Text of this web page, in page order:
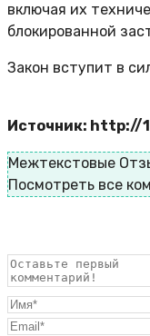
включая их
блокированной
Закон вступит в
Источник:
Межтекстовые
Посмотреть все